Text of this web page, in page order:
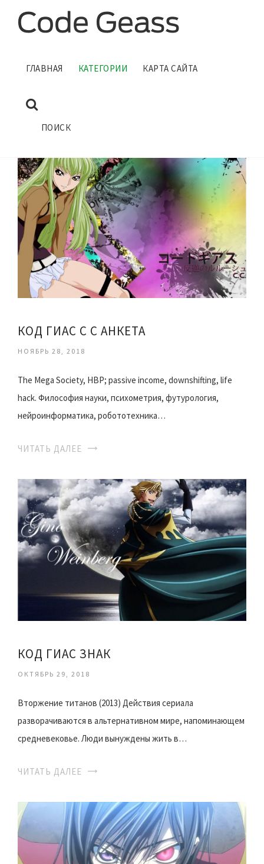
ГЛАВНАЯ КАТЕГОРИИ КАРТА САЙТА
ПОИСК
CODE GEASS
КОД ГИАС С С АНКЕТА
НОЯБРЬ 28, 2018
The Mega Society, HBP; passive income, downshifting, life
hack. Философия науки, психометрия, футурология,
нейроинформатика, робототехника…
ЧИТАТЬ ДАЛЕЕ
КОД ГИАС ЗНАК
ОКТЯБРЬ 29, 2018
Вторжение титанов (2013) Действия сериала
разворачиваются в альтернативном мире, напоминающем
средневековье. Люди вынуждены жить в…
ЧИТАТЬ ДАЛЕЕ